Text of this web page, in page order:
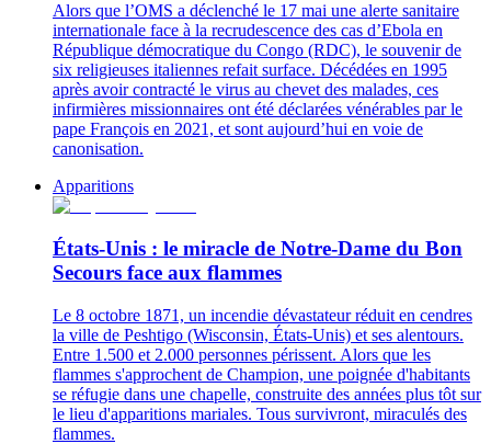
Alors que l’OMS a déclenché le 17 mai une alerte sanitaire
internationale face à la recrudescence des cas d’Ebola en
République démocratique du Congo (RDC), le souvenir de
six religieuses italiennes refait surface. Décédées en 1995
après avoir contracté le virus au chevet des malades, ces
infirmières missionnaires ont été déclarées vénérables par le
pape François en 2021, et sont aujourd’hui en voie de
canonisation.
Apparitions
États-Unis : le miracle de Notre-Dame du Bon
Secours face aux flammes
Le 8 octobre 1871, un incendie dévastateur réduit en cendres
la ville de Peshtigo (Wisconsin, États-Unis) et ses alentours.
Entre 1.500 et 2.000 personnes périssent. Alors que les
flammes s'approchent de Champion, une poignée d'habitants
se réfugie dans une chapelle, construite des années plus tôt sur
le lieu d'apparitions mariales. Tous survivront, miraculés des
flammes.